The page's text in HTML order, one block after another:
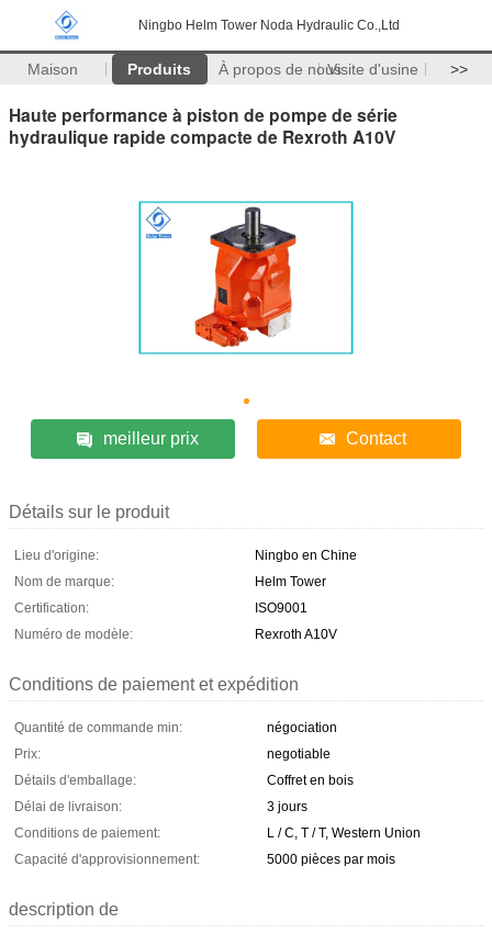
Ningbo Helm Tower Noda Hydraulic Co.,Ltd
Maison Produits À propos de nousVisite d'usine >>
Haute performance à piston de pompe de série
hydraulique rapide compacte de Rexroth A10V
meilleur prix Contact
Détails sur le produit
Lieu d'origine:
Ningbo en Chine
Nom de marque:
Helm Tower
Certification:
ISO9001
Numéro de modèle:
Rexroth A10V
Conditions de paiement et expédition
Quantité de commande min:
négociation
Prix:
negotiable
Détails d'emballage:
Coffret en bois
Délai de livraison:
3 jours
Conditions de paiement:
L / C, T / T, Western Union
Capacité d'approvisionnement:
5000 pièces par mois
description de